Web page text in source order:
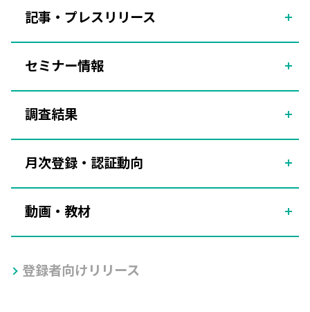
記事・プレスリリース
セミナー情報
調査結果
月次登録・認証動向
動画・教材
登録者向けリリース